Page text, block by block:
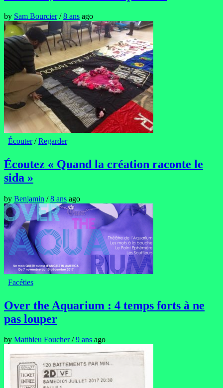
by Sam Bourcier/8 ans ago
Écouter/Regarder
Écoutez « Quand la création raconte le
sida »
by Benjamin /8 ans ago
Facéties
Over the Aquarium : 4 temps forts à ne
pas louper
by Matthieu Foucher/9 ans ago